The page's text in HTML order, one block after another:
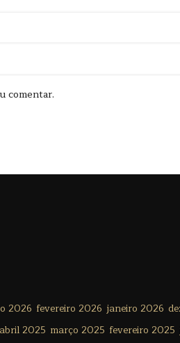
comentar.
2026 fevereiro 2026 janeiro 2026
abril 2025 março 2025 fevereiro 2025